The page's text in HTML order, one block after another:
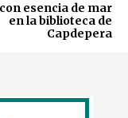
esencia de mar
en la biblioteca de
Capdepera